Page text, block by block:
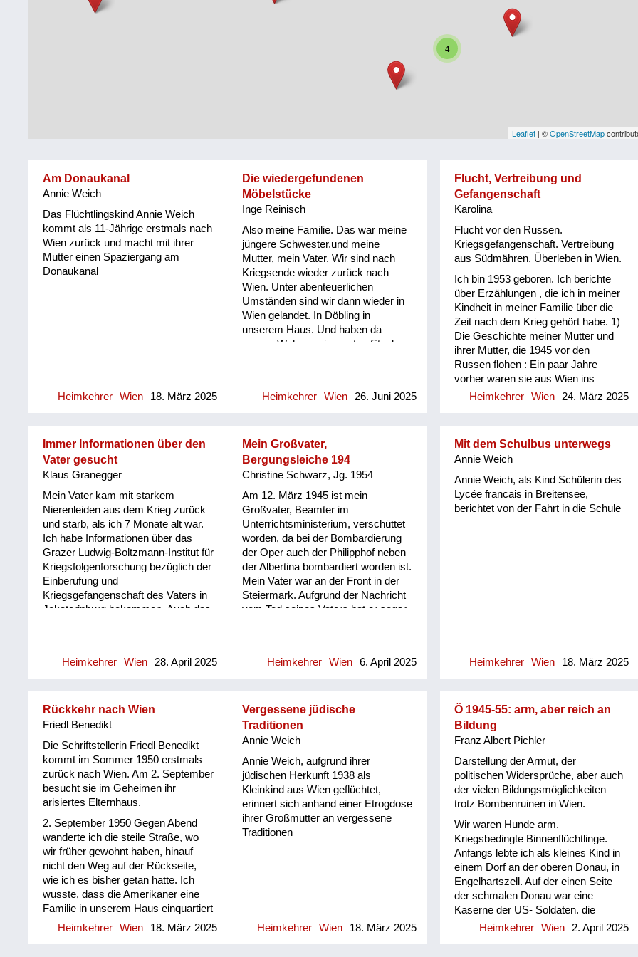
Staatsvertrag
Wohnen
sonstiges
4
Leaflet | ©OpenStreetMap
Am Donaukanal
Annie Weich
Das Flüchtlingskind Annie Weich
kommt als 11-Jährige erstmals nach
Wien zurück und macht mit ihrer
Mutter einen Spaziergang am
Donaukanal
Heimkehrer Wien 18. März 2025
Die wiedergefundenen
Möbelstücke
Inge Reinisch
Also meine Familie. Das war meine
jüngere Schwester.und meine
Mutter, mein Vater. Wir sind nach
Kriegsende wieder zurück nach
Wien. Unter abenteuerlichen
Umständen sind wir dann wieder in
Wien gelandet. In Döbling in
unserem Haus. Und haben da
unsere Wohnung im ersten Stock
Boden schlafen. Für uns Kinder war
von den Nachbarn gehört, dass
immer wieder Lastwagen von den
Amerikanern vorgefahren sind. Das
Mieter waren nicht da, und die
Soldaten haben immer wieder
Möbelstücke verladen und sind
weggedüst. Jetzt war folgendes:
Mein Vater wollte diese Möbel immer
unbedingt wieder auffinden. Er war
kein Nazi, das hat er immer wieder
betont. Also er hat ein Recht auf
gezeichnet und gemalt. Ordentliches
Heimkehrer Wien 26. Juni 2025
Flucht, Vertreibung und
Gefangenschaft
Karolina
Flucht vor den Russen.
Kriegsgefangenschaft. Vertreibung
aus Südmähren. Überleben in Wien.
Ich bin 1953 geboren. Ich berichte
über Erzählungen , die ich in meiner
Kindheit in meiner Familie über die
Zeit nach dem Krieg gehört habe. 1)
Die Geschichte meiner Mutter und
ihrer Mutter, die 1945 vor den
Russen flohen : Ein paar Jahre
vorher waren sie aus Wien ins
Burgenland gezogen. Jetzt flohen sie
in einem Viehwaggon, der immer
wieder an andere Züge angehängt
wurde, mit anderen Familien an ein
unbekanntes Ziel, wussten nie, wo
sie am nächsten Tag aufwachen
rationierte Lebensmittel, Butter, Brot,
Heimkehrer Wien 24. März 2025
Immer Informationen über den
Vater gesucht
Klaus Granegger
Mein Vater kam mit starkem
Nierenleiden aus dem Krieg zurück
und starb, als ich 7 Monate alt war.
Ich habe Informationen über das
Grazer Ludwig-Boltzmann-Institut für
Kriegsfolgenforschung bezüglich der
Einberufung und
Kriegsgefangenschaft des Vaters in
Jekaterinburg bekommen. Auch das
Heimkehrer Wien 28. April 2025
Mein Großvater,
Bergungsleiche 194
Christine Schwarz, Jg. 1954
Am 12. März 1945 ist mein
Großvater, Beamter im
Unterrichtsministerium, verschüttet
worden, da bei der Bombardierung
der Oper auch der Philipphof neben
der Albertina bombardiert worden ist.
Mein Vater war an der Front in der
Steiermark. Aufgrund der Nachricht
vom Tod seines Vaters hat er sogar
Zentralfriedhof, an der Mauer, sind
Als mein Vater eine oder 2 Wochen
nach dem Tod seines Vaters in Wien
angekommen ist, hat er den
Haaren hat er seinen Vater erkannt.
Jedes Mal, wenn wir bei der
Albertina vorbeigegangen sind, hat
uns unser Vater diese Geschichte
erzählt. Ich hab unseren Großvater
natürlich nicht gekannt, ich bin ja erst
weil die Einhei...
Heimkehrer Wien 6. April 2025
Mit dem Schulbus unterwegs
Annie Weich
Annie Weich, als Kind Schülerin des
Lycée francais in Breitensee,
berichtet von der Fahrt in die Schule
Heimkehrer Wien 18. März 2025
Rückkehr nach Wien
Friedl Benedikt
Die Schriftstellerin Friedl Benedikt
kommt im Sommer 1950 erstmals
zurück nach Wien. Am 2. September
besucht sie im Geheimen ihr
arisiertes Elternhaus.
2. September 1950 Gegen Abend
wanderte ich die steile Straße, wo
wir früher gewohnt haben, hinauf –
nicht den Weg auf der Rückseite,
wie ich es bisher getan hatte. Ich
wusste, dass die Amerikaner eine
Familie in unserem Haus einquartiert
hatten, und erwartete, dass das
Heimkehrer Wien 18. März 2025
Vergessene jüdische
Traditionen
Annie Weich
Annie Weich, aufgrund ihrer
jüdischen Herkunft 1938 als
Kleinkind aus Wien geflüchtet,
erinnert sich anhand einer Etrogdose
ihrer Großmutter an vergessene
Traditionen
Heimkehrer Wien 18. März 2025
Ö 1945-55: arm, aber reich an
Bildung
Franz Albert Pichler
Darstellung der Armut, der
politischen Widersprüche, aber auch
der vielen Bildungsmöglichkeiten
trotz Bombenruinen in Wien.
Wir waren Hunde arm.
Kriegsbedingte Binnenflüchtlinge.
Anfangs lebte ich als kleines Kind in
einem Dorf an der oberen Donau, in
Engelhartszell. Auf der einen Seite
der schmalen Donau war eine
Kaserne der US- Soldaten, die
meisten waren Afro- Amerikaner. Am
Heimkehrer Wien 2. April 2025